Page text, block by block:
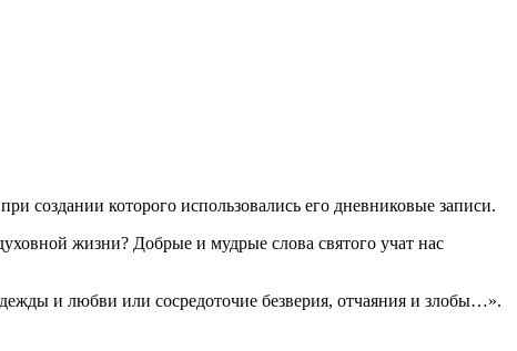
создании которого использовались его дневниковые записи.
жизни? Добрые и мудрые слова святого учат нас
и любви или сосредоточие безверия, отчаяния и злобы…».